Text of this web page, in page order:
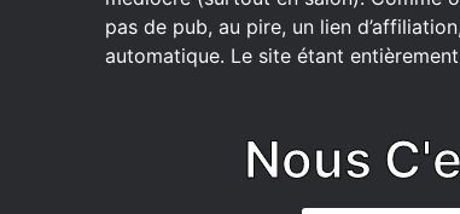
pas de pub, au pire, un lien
automatique. Le site étant entièrement
Nous